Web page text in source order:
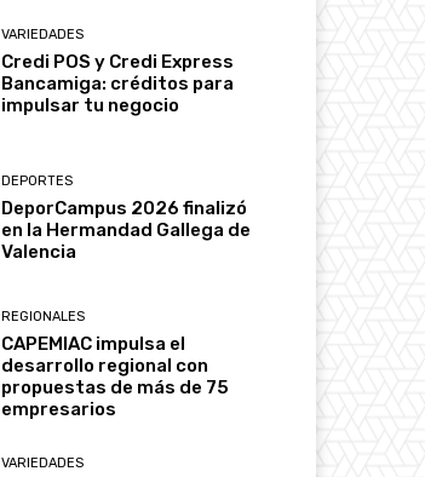
VARIEDADES
Credi POS y Credi Express
Bancamiga: créditos para
impulsar tu negocio
DEPORTES
DeporCampus 2026 finalizó
en la Hermandad Gallega de
Valencia
REGIONALES
CAPEMIAC impulsa el
desarrollo regional con
propuestas de más de 75
empresarios
VARIEDADES